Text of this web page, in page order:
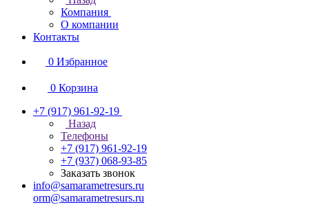
Компания
О компании
Контакты
0 Избранное
0 Корзина
+7 (917) 961-92-19
Назад
Телефоны
+7 (917) 961-92-19
+7 (937) 068-93-85
Заказать звонок
info@samarametresurs.ru
orm@samarametresurs.ru